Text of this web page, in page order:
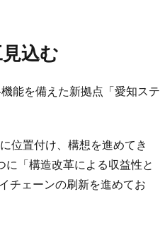
込む
能を備えた新拠点「愛知ステ
位置付け、構想を進めてき
「構造改革による収益性と
チェーンの刷新を進めてお